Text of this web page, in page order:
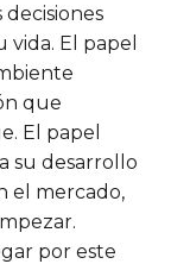
El papel
que
El papel
su desarrollo
el mercado,
por este